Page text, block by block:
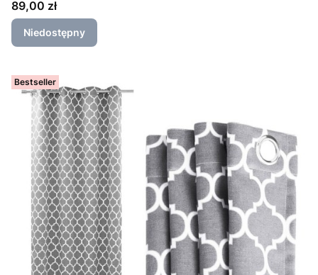
Cena
89,00 zł
Niedostępny
Bestseller